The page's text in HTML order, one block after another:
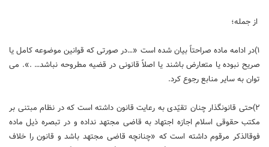
از جمله؛
۱)در ادامه ماده صراحتاً بیان شده است «…در صورتی که قوانین موضوعه کامل یا
صریح نبوده یا متعارض باشند یا اصلاً قانونی در قضیه مطروحه نباشد… .». می‏
توان به سایر منابع رجوع کرد.
۲)حتی قانونگذار چنان تقیّدی به رعایت قانون داشته است که در نظام مبتنی بر
مکتب حقوقی اسلام اجازه اجتهاد به قاضی مجتهد نداده و در تبصره ذیل ماده
فوق‏الذکر مرقوم داشته است که «چنانچه قاضی مجتهد باشد و قانون را خلاف